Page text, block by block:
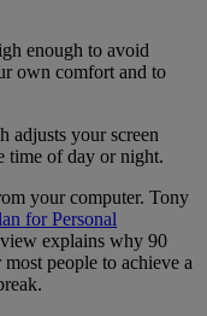
enough to avoid
own comfort and to
adjusts your screen
time of day or night.
your computer. Tony
for Personal
explains why 90
people to achieve a